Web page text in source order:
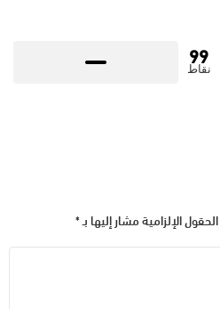
99
نقاط
الحقول الإلزامية مشار إليها بـ*